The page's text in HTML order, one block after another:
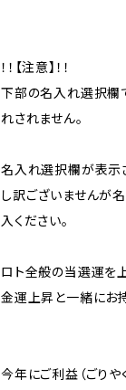
！！【注意】！！
下部の名入れ選択欄
れされません。
名入れ選択欄が表示
し訳ございませんが
入ください。
ロト全般の当選運を
金運上昇と一緒にお
今年にご利益（ごりや